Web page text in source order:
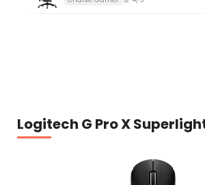
Logitech G Pro X